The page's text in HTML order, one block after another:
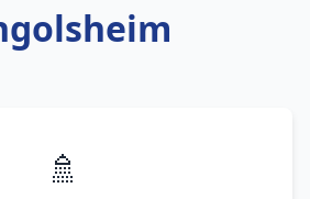
🚿